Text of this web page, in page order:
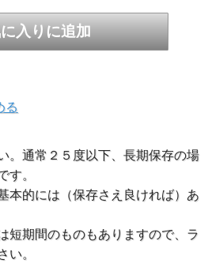
る
。通常２５度以下、長期保存の場
す。
本的には（保存さえ良ければ）あ
短期間のものもありますので、ラ
い。